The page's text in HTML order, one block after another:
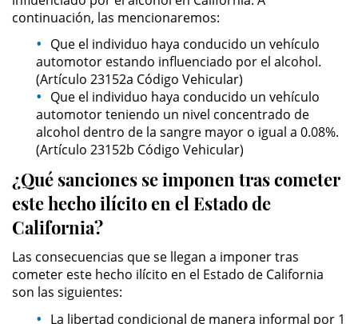
Posesión De Parafernalia De
Drogas
Posesión De Una Sustancia
Controlada Para La Venta
Posesión De Metanfetamina
Venta
El Programa de Desviación
Transporte De Una Sustancia
Controlada Para La Venta
Delitos de Fraude
continuación, las mencionaremos:
Que el individuo haya conducido un vehículo
automotor estando influenciado por el alcohol.
(Artículo 23152a Código Vehicular)
Que el individuo haya conducido un vehículo
automotor teniendo un nivel concentrado de
alcohol dentro de la sangre mayor o igual a 0.08%.
(Artículo 23152b Código Vehicular)
¿Qué sanciones se imponen tras cometer
este hecho ilícito en el Estado de
California?
Las consecuencias que se llegan a imponer tras
cometer este hecho ilícito en el Estado de California
son las siguientes:
La libertad condicional de manera informal por 1